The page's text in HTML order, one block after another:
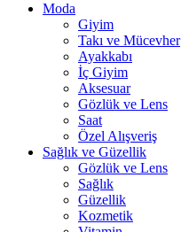
Moda
Giyim
Takı ve Mücevher
Ayakkabı
İç Giyim
Aksesuar
Gözlük ve Lens
Saat
Özel Alışveriş
Sağlık ve Güzellik
Gözlük ve Lens
Sağlık
Güzellik
Kozmetik